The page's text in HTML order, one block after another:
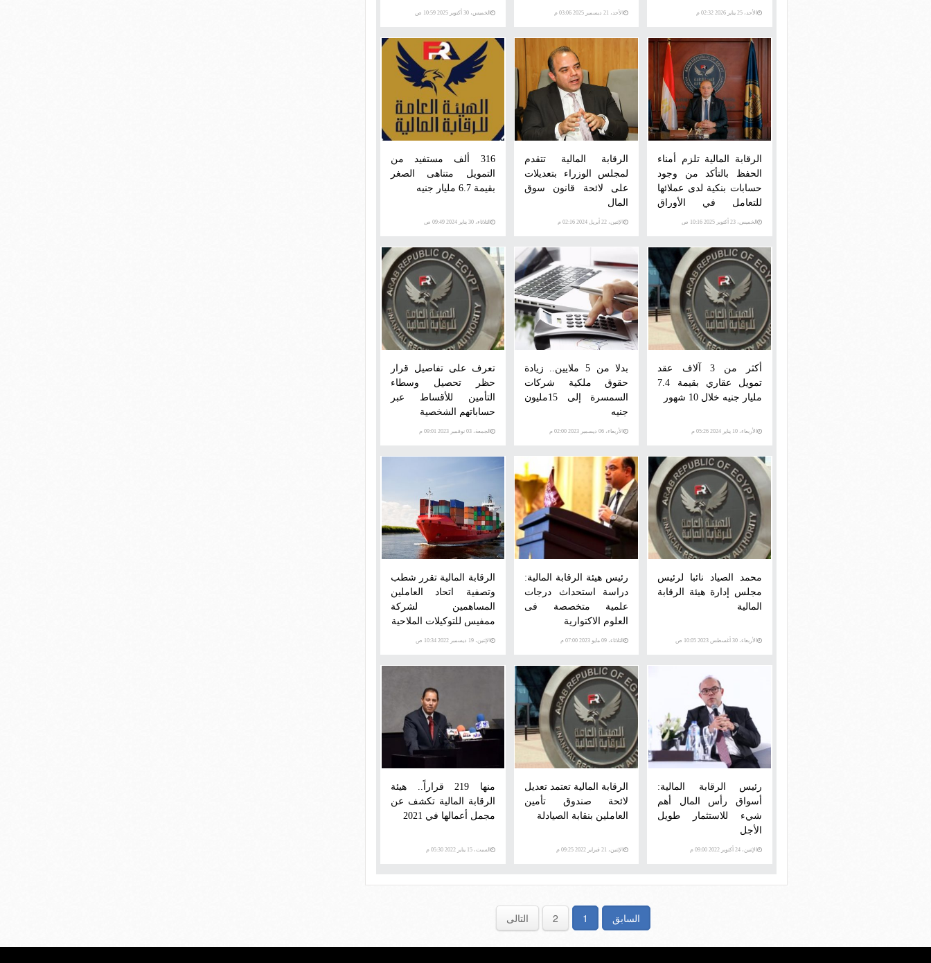
للاستثمار في الذهب
الأحد، 25 يناير 2026 02:32 م الأحد، 21 ديسمبر 2025 03:06 م الخميس، 30 أكتوبر 2025 10:59 ص
الرقابة المالية تلزم أمناء
الحفظ بالتأكد من وجود
حسابات بنكية لدى عملائها
للتعامل في الأوراق
المالية
الخميس، 23 أكتوبر 2025 10:16 ص
الرقابة المالية تتقدم
لمجلس الوزراء بتعديلات
على لائحة قانون سوق
المال
الإثنين، 22 أبريل 2024 02:16 م
316 ألف مستفيد من
التمويل متناهى الصغر
بقيمة 6.7 مليار جنيه
الثلاثاء، 30 يناير 2024 09:49 ص
أكثر من 3 آلاف عقد
تمويل عقاري بقيمة 7.4
مليار جنيه خلال 10 شهور
الأربعاء، 10 يناير 2024 05:26 م
بدلا من 5 ملايين.. زيادة
حقوق ملكية شركات
السمسرة إلى 15مليون
جنيه
الأربعاء، 06 ديسمبر 2023 02:00 م
تعرف على تفاصيل قرار
حظر تحصيل وسطاء
التأمين للأقساط عبر
حساباتهم الشخصية
الجمعة، 03 نوفمبر 2023 09:01 م
محمد الصياد نائبا لرئيس
مجلس إدارة هيئة الرقابة
المالية
الأربعاء، 30 أغسطس 2023 10:05 ص
رئيس هيئة الرقابة المالية:
دراسة استحداث درجات
علمية متخصصة فى
العلوم الاكتوارية
الثلاثاء، 09 مايو 2023 07:00 م
الرقابة المالية تقرر شطب
وتصفية اتحاد العاملين
المساهمين لشركة
ممفيس للتوكيلات الملاحية
الإثنين، 19 ديسمبر 2022 10:34 ص
رئيس الرقابة المالية:
أسواق رأس المال أهم
شيء للاستثمار طويل
الأجل
الإثنين، 24 أكتوبر 2022 09:00 م
الرقابة المالية تعتمد تعديل
لائحة صندوق تأمين
العاملين بنقابة الصيادلة
الإثنين، 21 فبراير 2022 09:25 م
منها 219 قراراً.. هيئة
الرقابة المالية تكشف عن
مجمل أعمالها في 2021
السبت، 15 يناير 2022 05:30 م
السابق 1
2 التالى